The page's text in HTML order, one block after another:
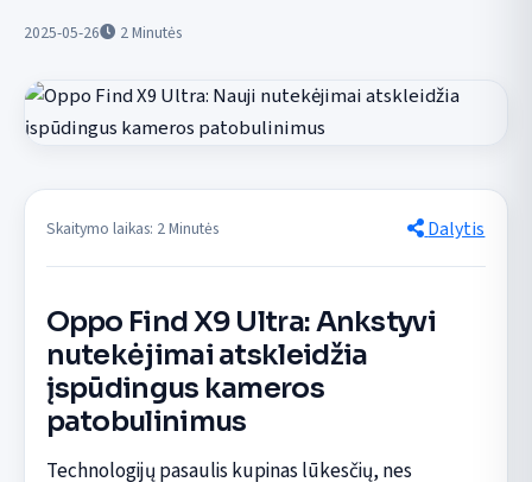
2025-05-26 2Minutės
Skaitymo laikas: 2 Minutės Dalytis
Oppo Find X9 Ultra: Ankstyvi
nutekėjimai atskleidžia
įspūdingus kameros
patobulinimus
Technologijų pasaulis kupinas lūkesčių, nes